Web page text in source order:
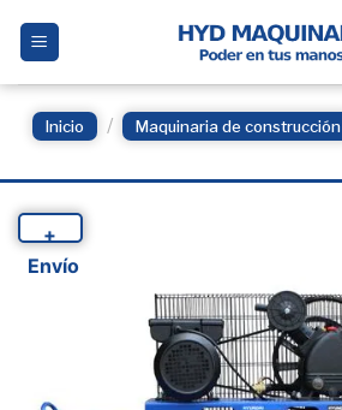
Inicio / Maquinaria de construcción
+
Envío